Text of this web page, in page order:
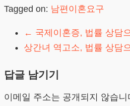
Tagged on: 남편이혼요구
← 국제이혼증, 법률 상담
상간녀 역고소, 법률 상담
답글 남기기
이메일 주소는 공개되지 않습니